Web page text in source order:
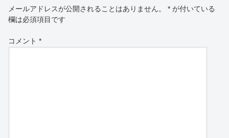
メールアドレスが公開されることはありません。 * が付いている
欄は必須項目です
コメント*